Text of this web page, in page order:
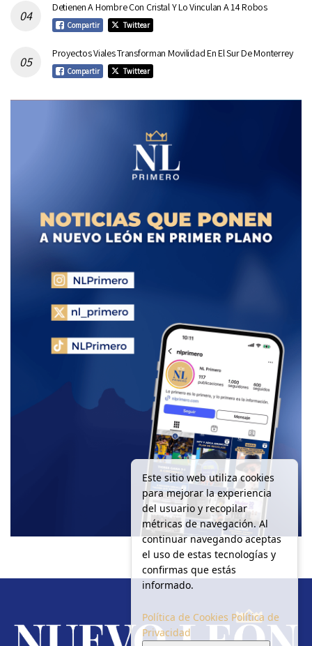
Detienen A Hombre Con Cristal Y Lo Vinculan A 14 Robos
Compartir Twittear
Proyectos Viales Transforman Movilidad En El Sur De Monterrey
Compartir Twittear
Este sitio web utiliza cookies
para mejorar la experiencia
del usuario y recopilar
métricas de navegación. Al
continuar navegando aceptas
el uso de estas tecnologías y
confirmas que estás
informado.
Política de Cookies Política de
Privacidad